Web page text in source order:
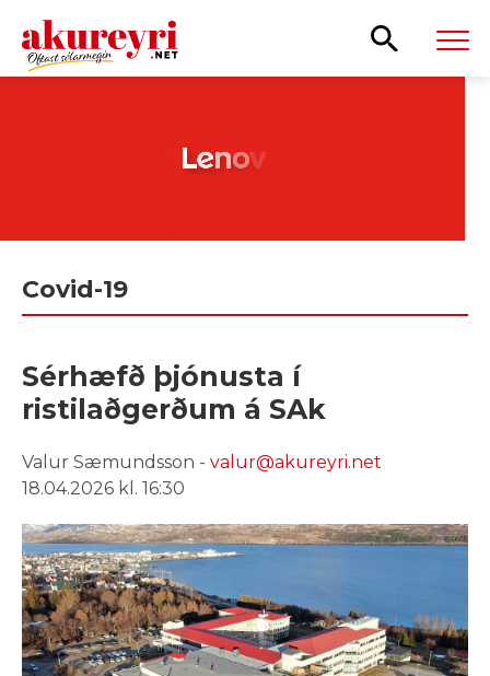
Covid-19
Sérhæfð þjónusta í
ristilaðgerðum á SAk
Valur Sæmundsson - valur@akureyri.net
18.04.2026 kl. 16:30